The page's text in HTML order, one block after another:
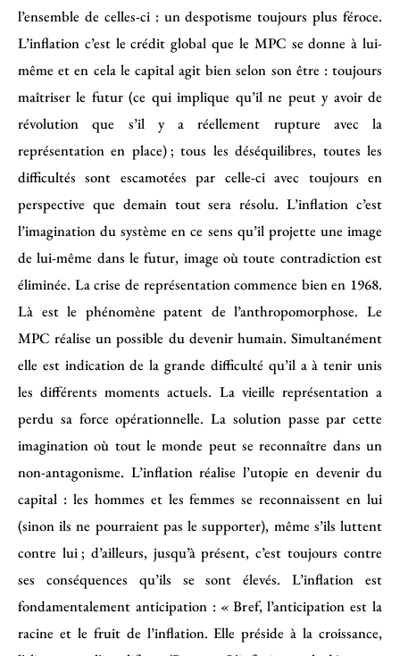
l’ensemble de celles-ci : un despotisme toujours plus féroce.
L’inflation c’est le crédit global que le MPC se donne à lui-
même et en cela le capital agit bien selon son être : toujours
maîtriser le futur (ce qui implique qu’il ne peut y avoir de
révolution que s’il y a réellement rupture avec la
représentation en place) ; tous les déséquilibres, toutes les
difficultés sont escamotées par celle-ci avec toujours en
perspective que demain tout sera résolu. L’inflation c’est
l’imagination du système en ce sens qu’il projette une image
de lui-même dans le futur, image où toute contradiction est
éliminée. La crise de représentation commence bien en 1968.
Là est le phénomène patent de l’anthropomorphose. Le
MPC réalise un possible du devenir humain. Simultanément
elle est indication de la grande difficulté qu’il a à tenir unis
les différents moments actuels. La vieille représentation a
perdu sa force opérationnelle. La solution passe par cette
imagination où tout le monde peut se reconnaître dans un
non-antagonisme. L’inflation réalise l’utopie en devenir du
capital : les hommes et les femmes se reconnaissent en lui
(sinon ils ne pourraient pas le supporter), même s’ils luttent
contre lui ; d’ailleurs, jusqu’à présent, c’est toujours contre
ses conséquences qu’ils se sont élevés. L’inflation est
fondamentalement anticipation : « Bref, l’anticipation est la
racine et le fruit de l’inflation. Elle préside à la croissance,